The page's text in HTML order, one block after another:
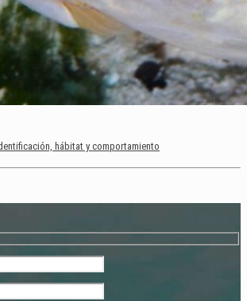
hábitat y comportamiento